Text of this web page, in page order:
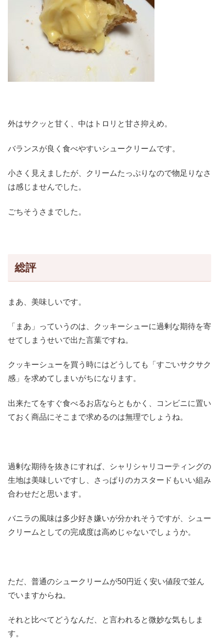
外はサクッと甘く、中はトロリと甘さ抑えめ。
バランスが良く食べやすいシュークリームです。
小さく見えましたが、クリームたっぷりなので物足りなさ
は感じませんでした。
ごちそうさまでした。
総評
まあ、美味しいです。
「まあ」っていうのは、クッキーシューに過剰な期待を寄
せてしまうせいで出た言葉ですね。
クッキーシューを買う時にはどうしても「すごいサクサク
感」を求めてしまいがちになります。
出来たてをすぐ食べるお店ならともかく、コンビニに置い
ておく商品にそこまで求めるのは無理でしょうね。
過剰な期待を抜きにすれば、シャリシャリコーティングの
生地は美味しいですし、さっぱりのカスタードもいい組み
合わせだと思います。
バニラの風味は多少好き嫌いが分かれそうですが、シュー
クリームとしての完成度は高めじゃないでしょうか。
ただ、普通のシュークリームが50円近く安い値段で並ん
でいますからね。
それと比べてどうなんだ、と言われると微妙な気もしま
す。